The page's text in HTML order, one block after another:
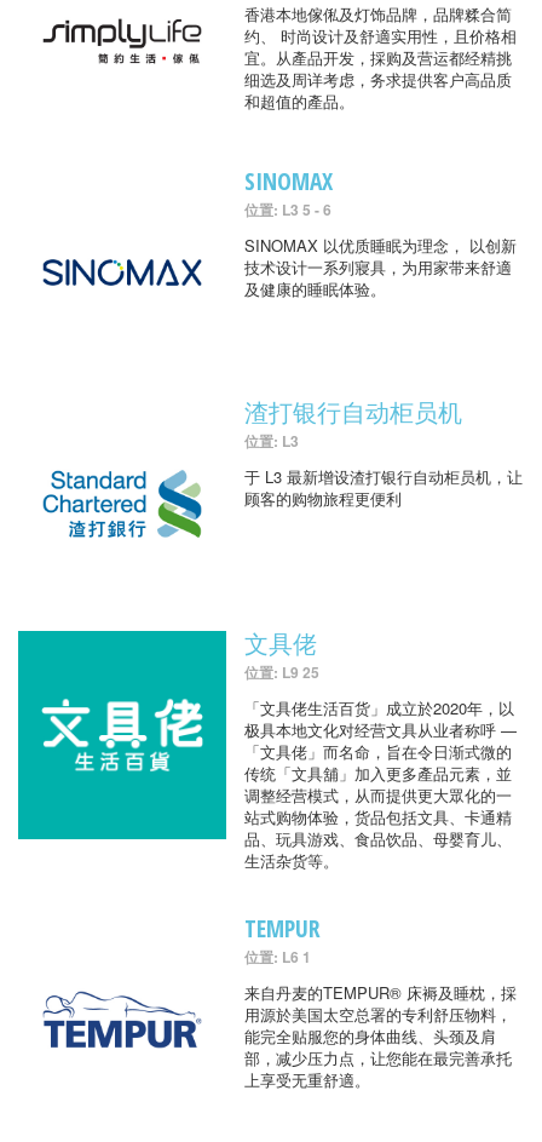
香港本地傢俬及灯饰品牌，品牌糅合简
约、 时尚设计及舒適实用性，且价格相
宜。从產品开发，採购及营运都经精挑
细选及周详考虑，务求提供客户高品质
和超值的產品。
SINOMAX
位置: L3 5 - 6
SINOMAX 以优质睡眠为理念， 以创新
技术设计一系列寢具，为用家带来舒適
及健康的睡眠体验。
渣打银行自动柜员机
位置: L3
于 L3 最新增设渣打银行自动柜员机，让
顾客的购物旅程更便利
文具佬
位置: L9 25
「文具佬生活百货」成立於2020年，以
极具本地文化对经营文具从业者称呼 —
「文具佬」而名命，旨在令日渐式微的
传统「文具舖」加入更多產品元素，並
调整经营模式，从而提供更大眾化的一
站式购物体验，货品包括文具、卡通精
品、玩具游戏、食品饮品、母婴育儿、
生活杂货等。
TEMPUR
位置: L6 1
来自丹麦的TEMPUR® 床褥及睡枕，採
用源於美国太空总署的专利舒压物料，
能完全贴服您的身体曲线、头颈及肩
部，减少压力点，让您能在最完善承托
上享受无重舒適。